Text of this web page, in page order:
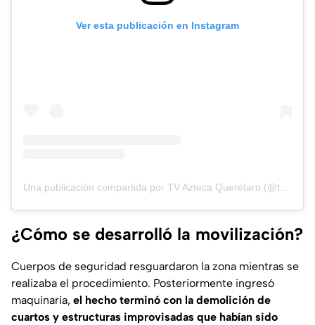
Ver esta publicación en Instagram
Una publicación compartida por TV Azteca Querétaro (@tvaztecaqueretaro)
¿Cómo se desarrolló la movilización?
Cuerpos de seguridad resguardaron la zona mientras se
realizaba el procedimiento. Posteriormente ingresó
maquinaria, el hecho terminó con la demolición de
cuartos y estructuras improvisadas que habían sido